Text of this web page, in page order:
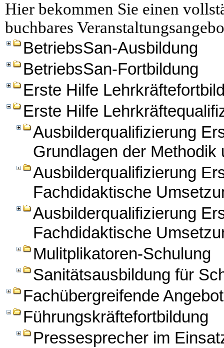
Hier bekommen Sie einen
buchbares
BetriebsSan-Ausbildung
BetriebsSan-Fortbildung
Erste Hilfe
Erste Hilfe
Ausbilderqualifizierung
Grundlagen der Methodik
Ausbilderqualifizierung
Fachdidaktische
Ausbilderqualifizierung
Fachdidaktische
Mulitplikatoren-Schulung
Sanitätsausbildung für
Fachübergreifende
Führungskräftefortbildung
Pressesprecher im